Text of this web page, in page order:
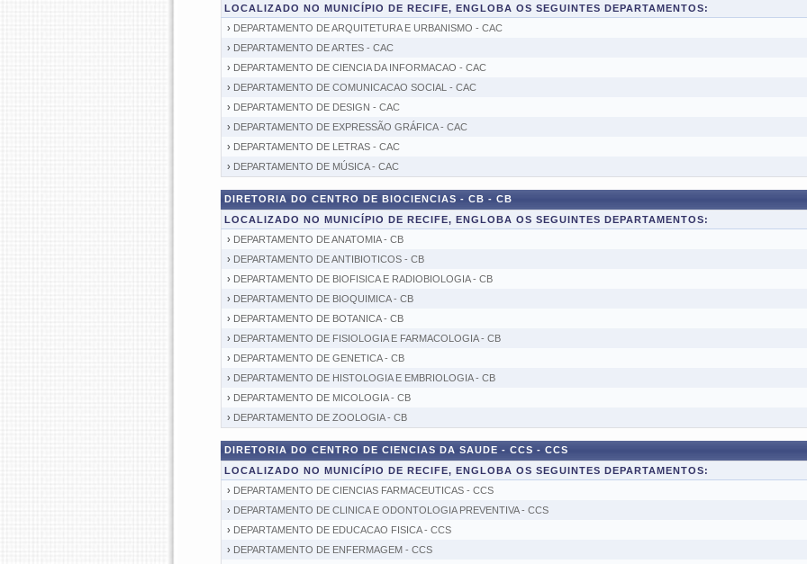
LOCALIZADO NO MUNICÍPIO DE RECIFE, ENGLOBA OS SEGUINTES DEPARTAMENTOS:
› DEPARTAMENTO DE ARQUITETURA E URBANISMO - CAC
› DEPARTAMENTO DE ARTES - CAC
› DEPARTAMENTO DE CIENCIA DA INFORMACAO - CAC
› DEPARTAMENTO DE COMUNICACAO SOCIAL - CAC
› DEPARTAMENTO DE DESIGN - CAC
› DEPARTAMENTO DE EXPRESSÃO GRÁFICA - CAC
› DEPARTAMENTO DE LETRAS - CAC
› DEPARTAMENTO DE MÚSICA - CAC
DIRETORIA DO CENTRO DE BIOCIENCIAS - CB - CB
LOCALIZADO NO MUNICÍPIO DE RECIFE, ENGLOBA OS SEGUINTES DEPARTAMENTOS:
› DEPARTAMENTO DE ANATOMIA - CB
› DEPARTAMENTO DE ANTIBIOTICOS - CB
› DEPARTAMENTO DE BIOFISICA E RADIOBIOLOGIA - CB
› DEPARTAMENTO DE BIOQUIMICA - CB
› DEPARTAMENTO DE BOTANICA - CB
› DEPARTAMENTO DE FISIOLOGIA E FARMACOLOGIA - CB
› DEPARTAMENTO DE GENETICA - CB
› DEPARTAMENTO DE HISTOLOGIA E EMBRIOLOGIA - CB
› DEPARTAMENTO DE MICOLOGIA - CB
› DEPARTAMENTO DE ZOOLOGIA - CB
DIRETORIA DO CENTRO DE CIENCIAS DA SAUDE - CCS - CCS
LOCALIZADO NO MUNICÍPIO DE RECIFE, ENGLOBA OS SEGUINTES DEPARTAMENTOS:
› DEPARTAMENTO DE CIENCIAS FARMACEUTICAS - CCS
› DEPARTAMENTO DE CLINICA E ODONTOLOGIA PREVENTIVA - CCS
› DEPARTAMENTO DE EDUCACAO FISICA - CCS
› DEPARTAMENTO DE ENFERMAGEM - CCS